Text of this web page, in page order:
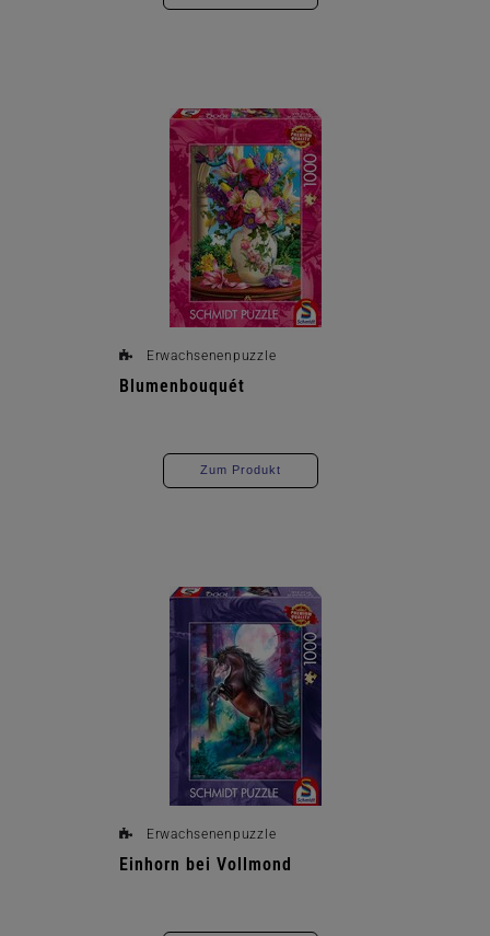
Erwachsenenpuzzle
Blumenbouquét
Zum Produkt
Erwachsenenpuzzle
Einhorn bei Vollmond